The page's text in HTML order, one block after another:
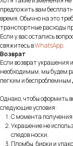
предложить вам
время. Обычно на это
транспортные расходы
Если у вас остались
свяжитесь вWhatsApp.
Возврат
Если возврат
необходимым, мы будем
легким и беспроблемным
Однако, чтобы оформить
следующие условия:
С момента получения
Украшение не
следов носки.
Пломбы, бирки и